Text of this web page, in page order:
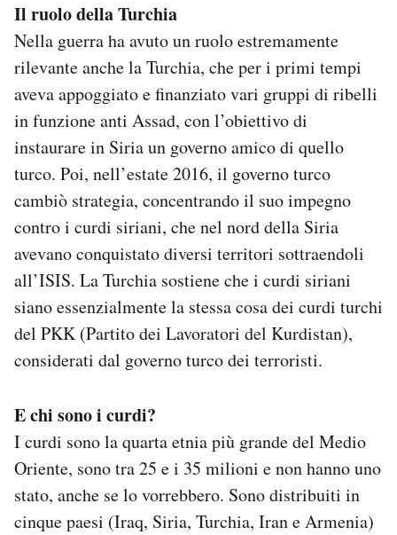
Il ruolo della Turchia
Nella guerra ha avuto un ruolo estremamente
rilevante anche la Turchia, che per i primi tempi
aveva appoggiato e finanziato vari gruppi di ribelli
in funzione anti Assad, con l’obiettivo di
instaurare in Siria un governo amico di quello
turco. Poi, nell’estate 2016, il governo turco
cambiò strategia, concentrando il suo impegno
contro i curdi siriani, che nel nord della Siria
avevano conquistato diversi territori sottraendoli
all’ISIS. La Turchia sostiene che i curdi siriani
siano essenzialmente la stessa cosa dei curdi turchi
del PKK (Partito dei Lavoratori del Kurdistan),
considerati dal governo turco dei terroristi.
E chi sono i curdi?
I curdi sono la quarta etnia più grande del Medio
Oriente, sono tra 25 e i 35 milioni e non hanno uno
stato, anche se lo vorrebbero. Sono distribuiti in
cinque paesi (Iraq, Siria, Turchia, Iran e Armenia)